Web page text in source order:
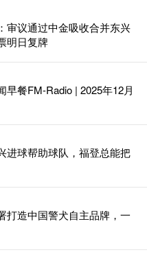
审议通过中金吸收合并东兴
明日复牌
早餐FM-Radio | 2025年12月
进球帮助球队，福登总能把
打造中国警犬自主品牌，一